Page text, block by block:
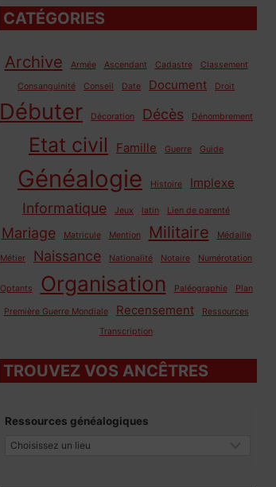
CATÉGORIES
Archive Armée Ascendant Cadastre Classement
Consanguinité Conseil Date Document Droit
Débuter Décoration Décès Dénombrement
Etat civil Famille Guerre Guide
Généalogie Histoire Implexe
Informatique Jeux latin Lien de parenté
Mariage Matricule Mention Militaire Médaille
Métier Naissance Nationalité Notaire Numérotation
Optants Organisation Paléographie Plan
Première Guerre Mondiale Recensement
Ressources
Transcription
TROUVEZ VOS ANCÊTRES
Ressources généalogiques